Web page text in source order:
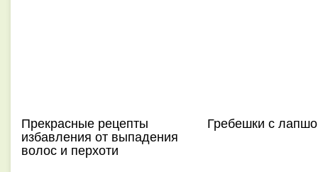
Прекрасные рецепты
избавления от выпадения
волос и перхоти
Гребешки с